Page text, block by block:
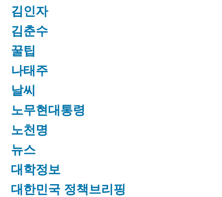
김인자
김춘수
꿀팁
나태주
날씨
노무현대통령
노천명
뉴스
대학정보
대한민국 정책브리핑